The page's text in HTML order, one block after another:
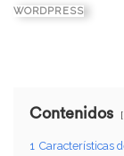
WORDPRESS
Contenidos
1 Características